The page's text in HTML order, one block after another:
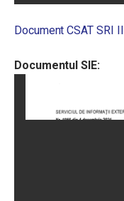
Document CSAT SRI II
Documentul SIE: